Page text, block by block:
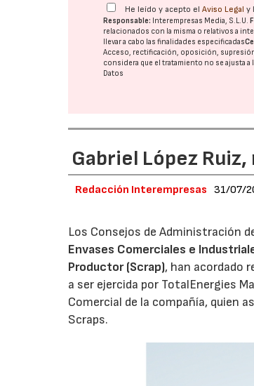
He leído y acepto elAviso Legal y
Responsable: Interempresas Media, S.L.U.
relacionados con la misma o relativos a
llevar a cabo las finalidades especificadas
Acceso, rectificación, oposición,
considera que el tratamiento no se ajusta
Datos
Gabriel López
Redacción Interempresas 31/07/
Los Consejos de Administración
Envases Comerciales e
Productor (Scrap), han acordado
a ser ejercida por TotalEnergies
Comercial de la compañía, quien
Scraps.